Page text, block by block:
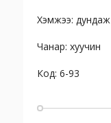
Хэмжээ: дундаж
Чанар: хуучин
Код: 6-93